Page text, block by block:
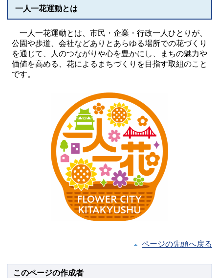
一人一花運動とは
一人一花運動とは、市民・企業・行政一人ひとりが、
公園や歩道、会社などありとあらゆる場所での花づくり
を通じて、人のつながりや心を豊かにし、まちの魅力や
価値を高める、花によるまちづくりを目指す取組のこと
です。
ページの先頭へ戻る
このページの作成者